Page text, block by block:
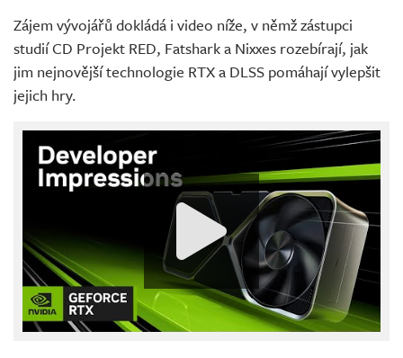
Zájem vývojářů dokládá i video níže, v němž zástupci
studií CD Projekt RED, Fatshark a Nixxes rozebírají, jak
jim nejnovější technologie RTX a DLSS pomáhají vylepšit
jejich hry.